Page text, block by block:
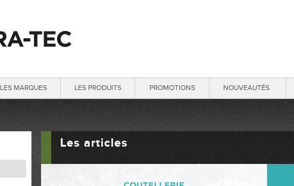
LES MARQUES LES PRODUITS PROMOTIONS NOUVEAUTÉS
Les articles